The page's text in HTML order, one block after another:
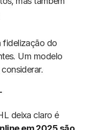
fidelização do
Um modelo
deixa claro é